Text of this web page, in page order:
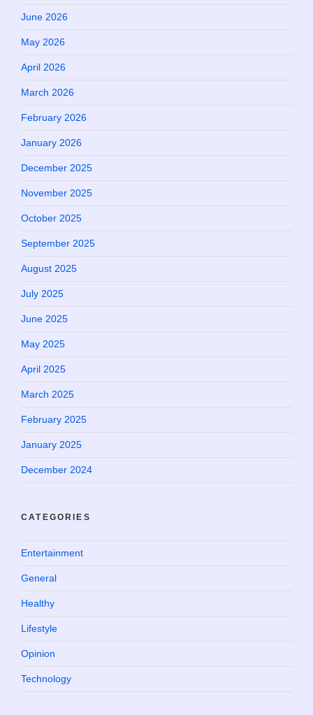
June 2026
May 2026
April 2026
March 2026
February 2026
January 2026
December 2025
November 2025
October 2025
September 2025
August 2025
July 2025
June 2025
May 2025
April 2025
March 2025
February 2025
January 2025
December 2024
CATEGORIES
Entertainment
General
Healthy
Lifestyle
Opinion
Technology